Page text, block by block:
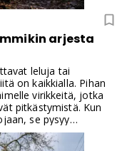
arjesta
leluja tai
on kaikkialla. Pihan
virikkeitä, jotka
pitkästymistä. Kun
se pysyy
Virikkeellinen piha on
mutta vaihteleva.